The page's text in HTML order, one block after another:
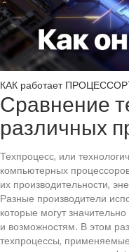
КАК работает
Сравнение
различных
Техпроцесс, или
компьютерных
их производительности,
Разные производители
которые могут
и возможностям. В этом
техпроцессы,